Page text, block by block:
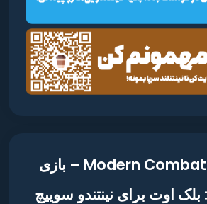
Modern Combat: Blackout – بازی
اوت برای نینتندو سوییچ